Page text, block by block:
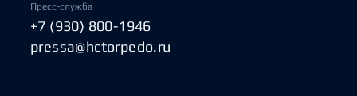
Пресс-служба
+7 (930) 800-1946
pressa@hctorpedo.ru